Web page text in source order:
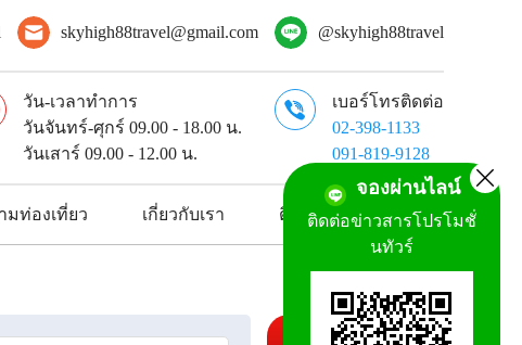
skyhigh88travel@gmail.com @skyhigh88travel
วัน-เวลาทำการ
วันจันทร์-ศุกร์ 09.00 - 18.00 น.
วันเสาร์ 09.00 - 12.00 น.
เบอร์โทรติดต่อ
02-398-1133
091-819-9128
มท่องเที่ยว เกี่ยวกับเรา ติดต่อเรา
จองผ่านไลน์
ติดต่อข่าวสารโปรโมชั่
นทัวร์